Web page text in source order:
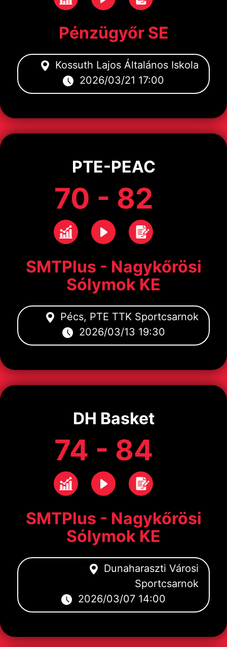
Pénzügyőr SE
Kossuth Lajos Általános Iskola
2026/03/21 17:00
PTE-PEAC
70 - 82
SMTPlus - Nagykőrösi
Sólymok KE
Pécs, PTE TTK Sportcsarnok
2026/03/13 19:30
DH Basket
74 - 84
SMTPlus - Nagykőrösi
Sólymok KE
Dunaharaszti Városi
Sportcsarnok
2026/03/07 14:00